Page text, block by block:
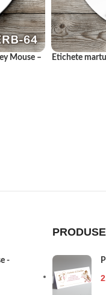
Mouse –
Etichete
-